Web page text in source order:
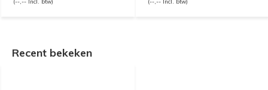
Recent bekeken